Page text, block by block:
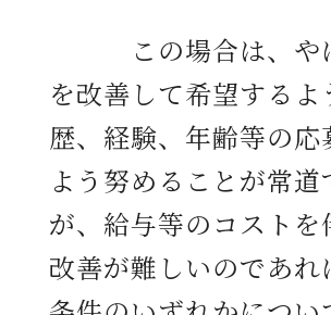
この場合は、や
を改善して希望するよ
歴、経験、年齢等の応
よう努めることが常道
が、給与等のコストを
改善が難しいのであれ